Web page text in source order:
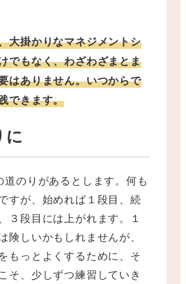
大掛かりなマネジメントシ
でもなく、わざわざまとま
はありません。いつからで
できます。
に
道のりがあるとします。何も
すが、始めれば１段目、続
３段目には上がれます。１
険しいかもしれませんが、
もっとよくするために、そ
そ、少しずつ練習していき